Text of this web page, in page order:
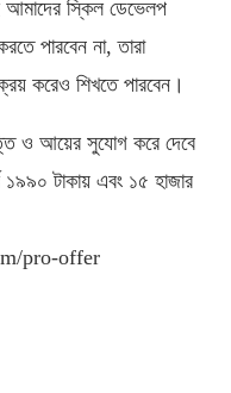
আমাদের স্কিল ডেভেলপ
পারবেন না, তারা
করেও শিখতে পারবেন।
ও আয়ের সুযোগ করে দেবে
টাকায় এবং ১৫ হাজার
pro-offer